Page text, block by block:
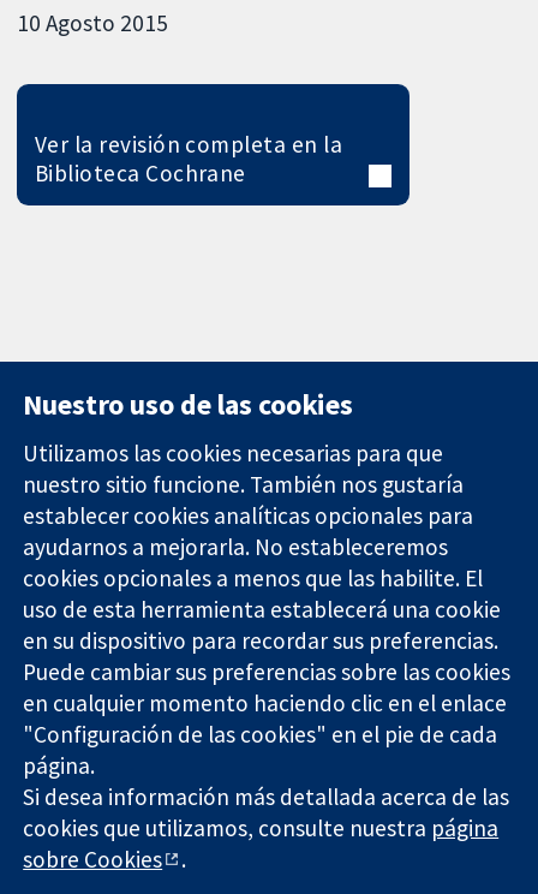
10 Agosto 2015
Ver la revisión completa en la
Biblioteca Cochrane
Evidencia fiable.
Decisiones
informadas.
Mejor salud.
11-13 Cavendish
Square
Londres
W1G 0AN
Reino Unido
Contacto
Noticias
Prensa
Sobre
nosotros
Empleo
Cochrane
Library
The Cochrane Collaboration is a charity (no. 1045921) and a
company limited by guarantee (no. 03044323) registered in
England & Wales. VAT registration number GB 718 2127 49.
Copyright © 2026 The Cochrane Collaboration
Nuestro uso de las cookies
Utilizamos las cookies necesarias para que
nuestro sitio funcione. También nos gustaría
establecer cookies analíticas opcionales para
ayudarnos a mejorarla. No estableceremos
cookies opcionales a menos que las habilite. El
uso de esta herramienta establecerá una cookie
en su dispositivo para recordar sus preferencias.
Puede cambiar sus preferencias sobre las cookies
en cualquier momento haciendo clic en el enlace
"Configuración de las cookies" en el pie de cada
página.
Si desea información más detallada acerca de las
cookies que utilizamos, consulte nuestra página
sobre Cookies
.